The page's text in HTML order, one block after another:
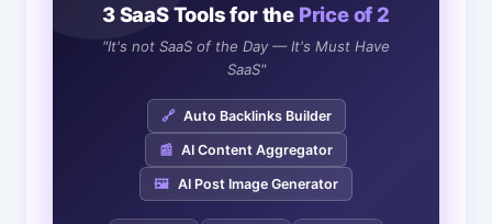
3 SaaS Tools for the Price of 2
"It's not SaaS of the Day — It's Must Have
SaaS"
🔗 Auto Backlinks Builder
📰 AI Content Aggregator
🖼️ AI Post Image Generator